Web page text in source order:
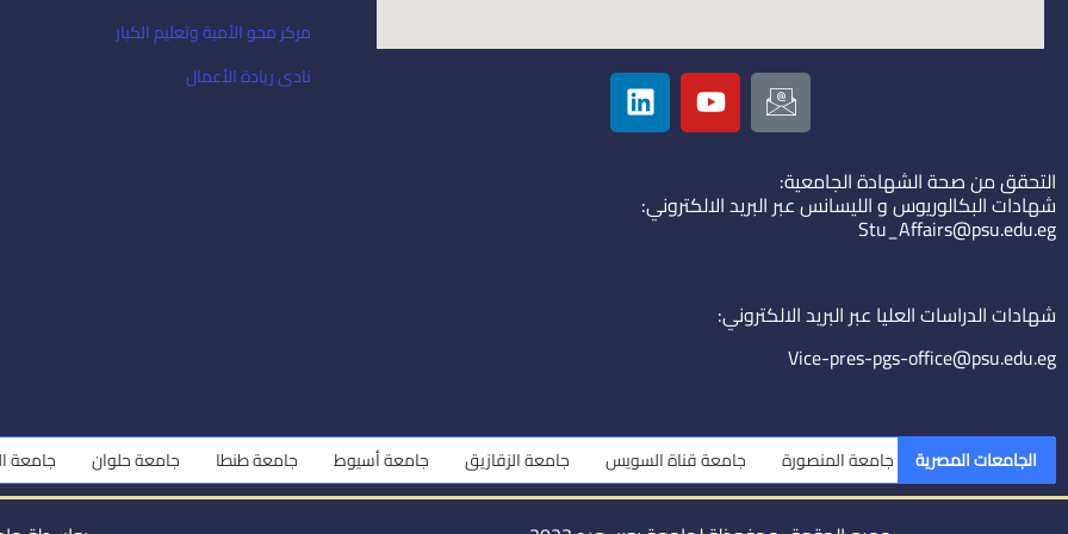
I
c
o
-
e
i
Y
o
u
u
b
L
i
n
التحقق من صحة الشهادة الجامعية:
شهادات البكالوريوس و الليسانس عبر البريد الالكتروني:
Stu_Affairs@psu.edu.eg
شهادات الدراسات العليا عبر البريد الالكتروني:
Vice-pres-pgs-office@psu.edu.eg
مركز محو الأمية وتعليم الكبار
نادى ريادة الأعمال
الجامعات المصريةجامعة المنصورة جامعة قناة السويس جامعة الزقازيق جامعة أسيوط جامعة طنطا جامعة حلوان جامعة المنوفية